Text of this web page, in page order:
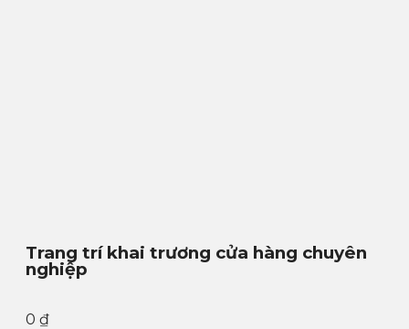
Trang trí khai trương cửa hàng chuyên
nghiệp
0 ₫